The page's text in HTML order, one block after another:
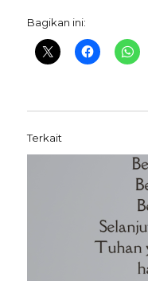
Bagikan ini:
Terkait